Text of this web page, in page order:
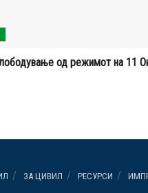
од режимот на 11
ЗА ЦИВИЛ РЕСУРСИ